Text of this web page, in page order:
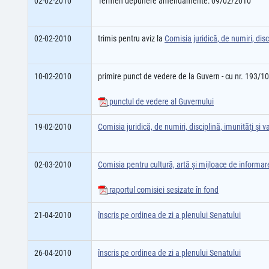
02-02-2010 trimis pentru aviz la Comisia juridică, de numiri,
10-02-2010 primire punct de vedere de la Guvern - cu nr. 193/
punctul de vedere al Guvernului
19-02-2010 Comisia juridică, de numiri, disciplină, imunităţi şi
02-03-2010 Comisia pentru cultură, artă şi mijloace de
raportul comisiei sesizate în fond
21-04-2010 înscris pe ordinea de zi a plenului Senatului
26-04-2010 înscris pe ordinea de zi a plenului Senatului